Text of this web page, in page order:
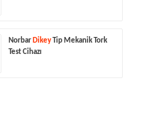
Norbar DikeyTip Mekanik Tork
Test Cihazı